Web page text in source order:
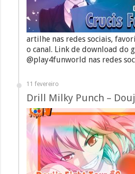
artilhe nas redes sociais,
o canal. Link de download do
@play4funworld nas redes
11 fevereiro
Drill Milky Punch –